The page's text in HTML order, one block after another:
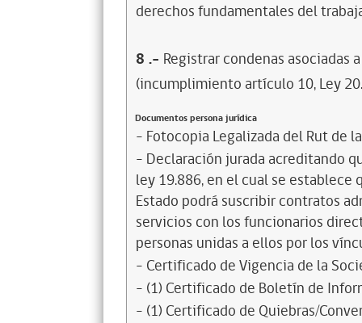
derechos fundamentales del
8 .- Registrar condenas asociadas
(incumplimiento artículo 10, Ley
Documentos persona jurídica
- Fotocopia Legalizada del Rut de
- Declaración jurada acreditando
ley 19.886, en el cual se
Estado podrá suscribir contratos
servicios con los funcionarios
personas unidas a ellos por los
- Certificado de Vigencia de la
- (1) Certificado de Boletín de
- (1) Certificado de Quiebras/